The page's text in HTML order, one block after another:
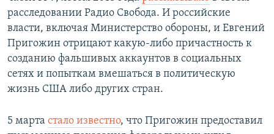
расследовании Радио Свобода. И российские
власти, включая Министерство обороны, и Евгений
Пригожин отрицают какую-либо причастность к
созданию фальшивых аккаунтов в социальных
сетях и попыткам вмешаться в политическую
жизнь США либо других стран.
5 марта стало известно, что Пригожин предоставил